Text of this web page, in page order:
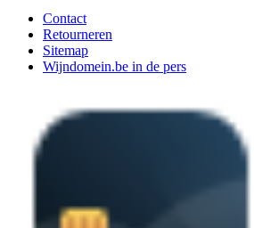
Contact
Retourneren
Sitemap
Wijndomein.be in de pers